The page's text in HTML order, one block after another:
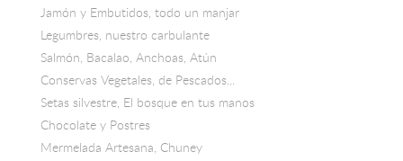
Jamón y Embutidos, todo un manjar
Legumbres, nuestro carbulante
Salmón, Bacalao, Anchoas, Atún
Conservas Vegetales, de Pescados...
Setas silvestre, El bosque en tus manos
Chocolate y Postres
Mermelada Artesana, Chuney